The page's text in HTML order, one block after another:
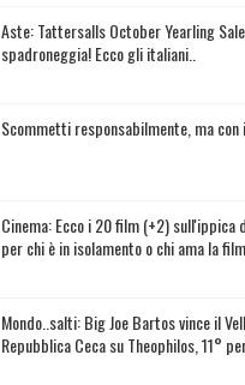
Aste: Tattersalls October Yearling
spadroneggia! Ecco gli italiani..
Scommetti responsabilmente, ma con
Cinema: Ecco i 20 film (+2) sull'ippica
per chi è in isolamento o chi ama la
Mondo..salti: Big Joe Bartos vince il
Repubblica Ceca su Theophilos, 11°